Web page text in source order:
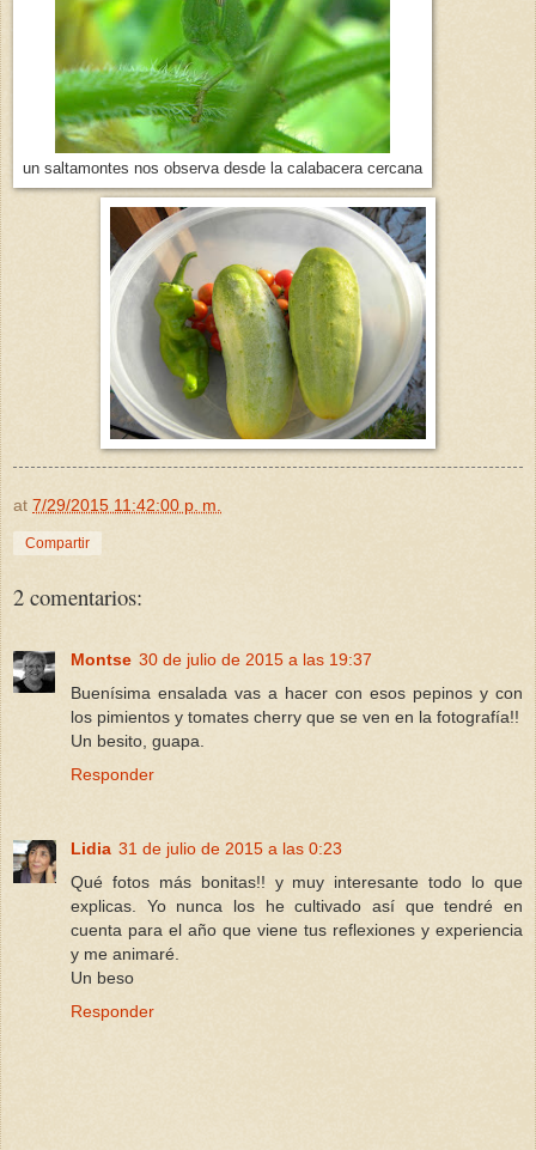
un saltamontes nos observa desde la calabacera cercana
at 7/29/2015 11:42:00 p. m.
Compartir
2 comentarios:
Montse 30 de julio de 2015 a las 19:37
Buenísima ensalada vas a hacer con esos pepinos y con
los pimientos y tomates cherry que se ven en la fotografía!!
Un besito, guapa.
Responder
Lidia 31 de julio de 2015 a las 0:23
Qué fotos más bonitas!! y muy interesante todo lo que
explicas. Yo nunca los he cultivado así que tendré en
cuenta para el año que viene tus reflexiones y experiencia
y me animaré.
Un beso
Responder